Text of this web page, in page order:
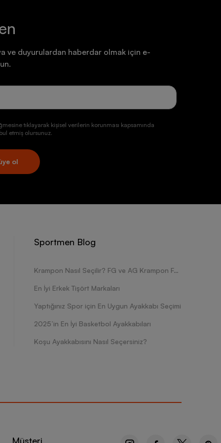
ve duyurulardan haberdar olmak için e-
tıklayarak kişisel verilerin korunması kapsamında
etmiş olursunuz.
ol
Sportmen Blog
Krampon Nasıl Seçilir? FG ve AG Krampon Farkları Nelerdir?
En İyi Erkek Tişört Markaları
Yaptığınız Spor için En Uygun Ayakkabı Seçimi
2025’in En İyi Basketbol Ayakkabıları
Koşu Ayakkabısını Nasıl Seçersiniz?
Müşteri